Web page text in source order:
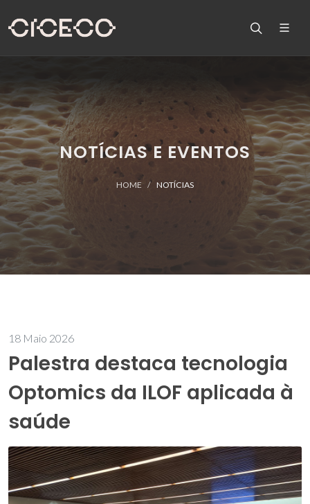
NOTÍCIAS E EVENTOS
HOME NOTÍCIAS
18 Maio 2026
Palestra destaca tecnologia
Optomics da ILOF aplicada à
saúde